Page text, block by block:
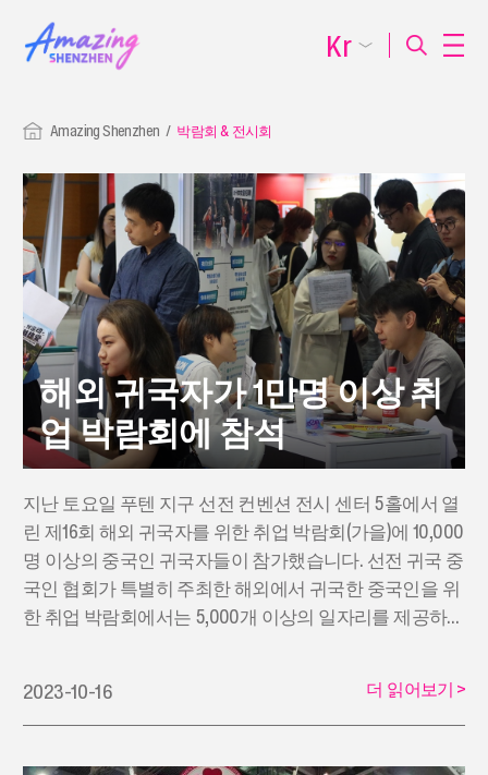
Amazing Shenzhen 박람회 & 전시회
해외 귀국자가 1만명 이상 취
업 박람회에 참석
지난 토요일 푸텐 지구 선전 컨벤션 전시 센터 5홀에서 열
린 제16회 해외 귀국자를 위한 취업 박람회(가을)에 10,000
명 이상의 중국인 귀국자들이 참가했습니다. 선전 귀국 중
국인 협회가 특별히 주최한 해외에서 귀국한 중국인을 위
한 취업 박람회에서는 5,000개 이상의 일자리를 제공하였
2023-10-16 더 읽어보기 >
Kr